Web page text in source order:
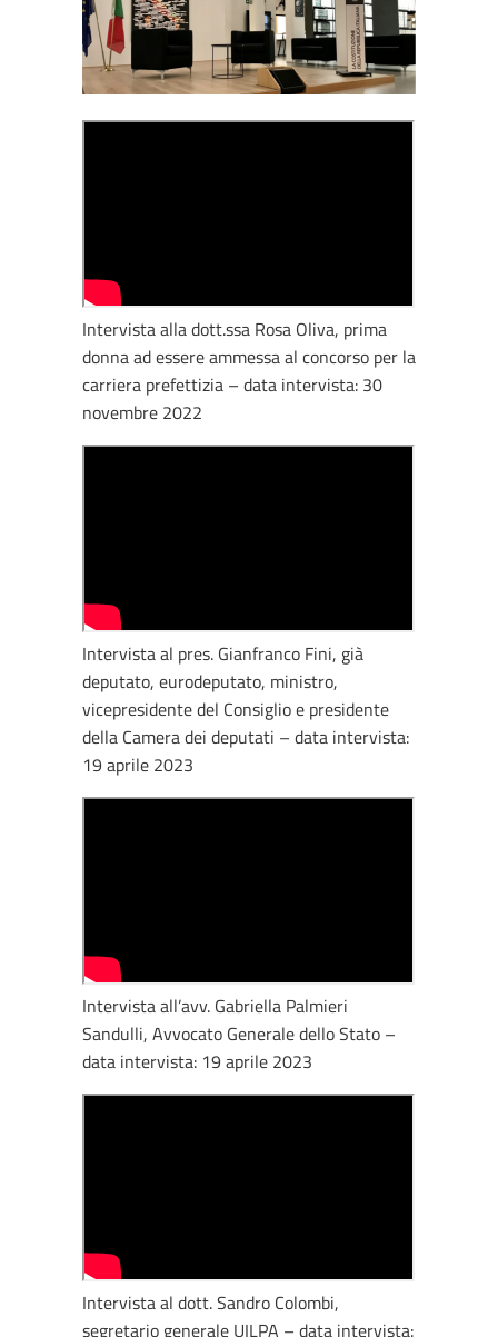
Intervista alla dott.ssa Rosa Oliva, prima
donna ad essere ammessa al concorso per la
carriera prefettizia – data intervista: 30
novembre 2022
Intervista al pres. Gianfranco Fini, già
deputato, eurodeputato, ministro,
vicepresidente del Consiglio e presidente
della Camera dei deputati – data intervista:
19 aprile 2023
Intervista all’avv. Gabriella Palmieri
Sandulli, Avvocato Generale dello Stato –
data intervista: 19 aprile 2023
Intervista al dott. Sandro Colombi,
segretario generale UILPA – data intervista: